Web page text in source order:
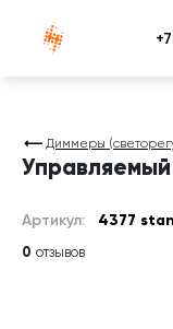
Атлантснаб
Диммеры
Артикул: 4377